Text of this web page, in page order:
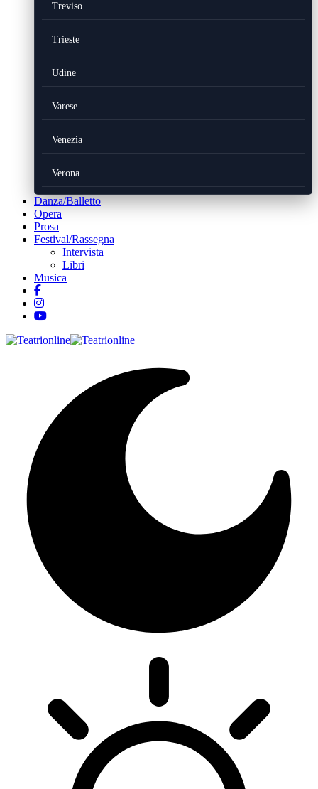
Treviso
Trieste
Udine
Varese
Venezia
Verona
Danza/Balletto
Opera
Prosa
Festival/Rassegna
Intervista
Libri
Musica